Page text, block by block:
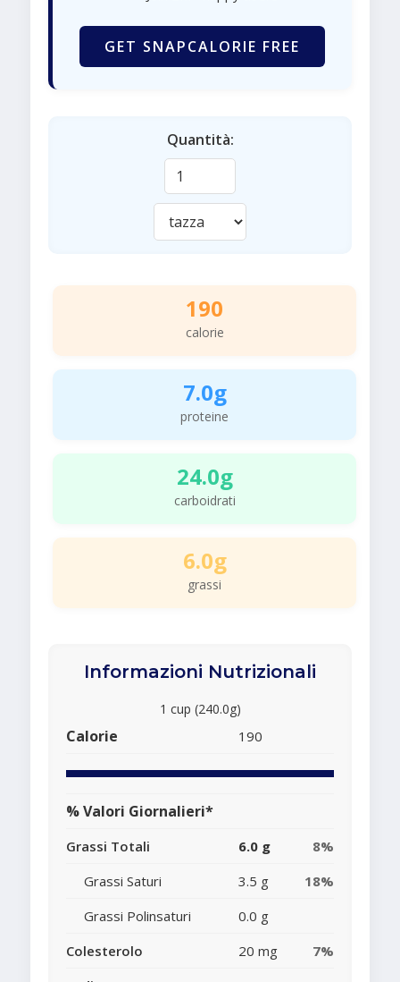
GET SNAPCALORIE FREE
Quantità:
190
calorie
7.0g
proteine
24.0g
carboidrati
6.0g
grassi
Informazioni Nutrizionali
1 cup (240.0g)
Calorie 190
% Valori Giornalieri*
Grassi Totali 6.0 g
8%
Grassi Saturi
3.5 g
18%
Grassi Polinsaturi
0.0 g
Colesterolo
20 mg
7%